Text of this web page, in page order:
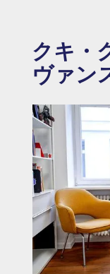
クキ・
ヴァン